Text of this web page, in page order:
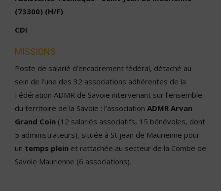
(73300) (H/F)
CDI
MISSIONS
Poste de salarié d’encadrement fédéral, détaché au
sein de l’une des 32 associations adhérentes de la
Fédération ADMR de Savoie intervenant sur l’ensemble
du territoire de la Savoie : l’association ADMR Arvan
Grand Coin (12 salariés associatifs, 15 bénévoles, dont
5 administrateurs), située à St jean de Maurienne pour
un temps plein et rattachée au secteur de la Combe de
Savoie Maurienne (6 associations).